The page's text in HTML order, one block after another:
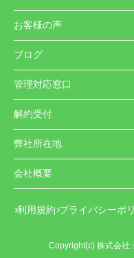
お客様の声
ブログ
管理対応窓口
解約受付
弊社所在地
会社概要
利用規約 プライバシーポ
Copyright(c) 株式会社